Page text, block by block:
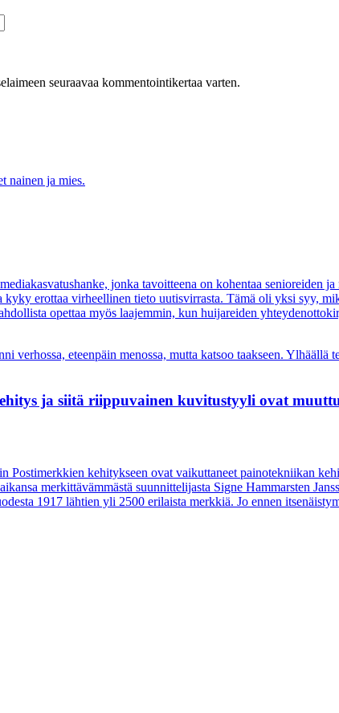
seuraavaa kommentointikertaa varten.
jonka tavoitteena on kohentaa senioreiden
erottaa virheellinen tieto uutisvirrasta. Tämä oli yksi syy,
opettaa myös laajemmin, kun huijareiden
ja siitä riippuvainen kuvitustyyli ovat
Postimerkkien kehitykseen ovat vaikuttaneet painotekniikan
merkittävämmästä suunnittelijasta Signe Hammarsten
1917 lähtien yli 2500 erilaista merkkiä. Jo ennen